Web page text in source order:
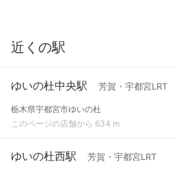
近くの駅
ゆいの杜中央駅 芳賀・宇都宮LRT
栃木県宇都宮市ゆいの杜
このページの店舗から 634 m
ゆいの杜西駅 芳賀・宇都宮LRT